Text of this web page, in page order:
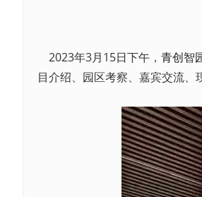
2023年3月15日下午， 青创智
目介绍、园区考察、嘉宾交流、